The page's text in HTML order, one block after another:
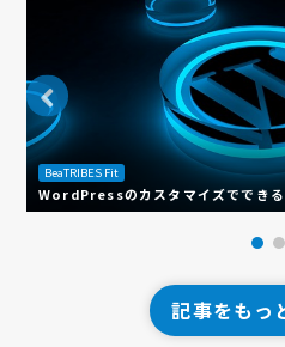
BeaTRIBES Fit
WordPressのカスタマイズででき
記事をもっ